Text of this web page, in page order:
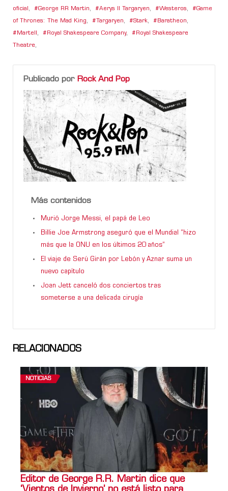
oficial , George RR Martin, Aerys II Targaryen, Westeros, Game
of Thrones: The Mad King, Targaryen, Stark, Baratheon,
Martell , Royal Shakespeare Company, Royal Shakespeare
Theatre,
Publicado por Rock And Pop
Más contenidos
Murió Jorge Messi, el papá de Leo
Billie Joe Armstrong aseguró que el Mundial “hizo
más que la ONU en los últimos 20 años”
El viaje de Serú Girán por Lebón y Aznar suma un
nuevo capítulo
Joan Jett canceló dos conciertos tras
someterse a una delicada cirugía
RELACIONADOS
NOTICIAS
Editor de George R.R. Martin dice que